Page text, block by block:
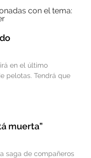
con el tema:
en el último
pelotas. Tendrá que
muerta”
saga de compañeros